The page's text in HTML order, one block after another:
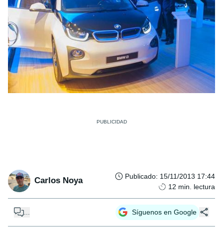
Carlos Noya Publicado: 15/11/2013 17:44
12 min. lectura
Síguenos en Google